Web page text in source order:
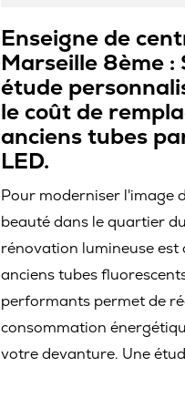
Enseigne de
Marseille 8ème :
étude
le coût de
anciens tubes
LED.
Pour moderniser l'image
beauté dans le quartier
rénovation lumineuse est
anciens tubes
performants permet de
consommation
votre devanture. Une